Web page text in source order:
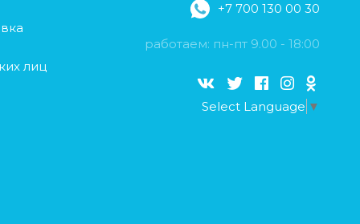
лиц
+7 700 130 00 30
работаем: пн-пт 9.00 - 18:00
Select Language ▼